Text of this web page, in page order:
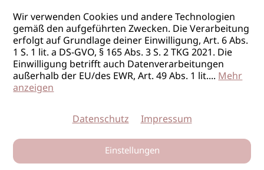
Wir verwenden Cookies und andere Technologien
gemäß den aufgeführten Zwecken. Die Verarbeitung
erfolgt auf Grundlage deiner Einwilligung, Art. 6 Abs.
1 S. 1 lit. a DS-GVO, § 165 Abs. 3 S. 2 TKG 2021. Die
Einwilligung betrifft auch Datenverarbeitungen
außerhalb der EU/des EWR, Art. 49 Abs. 1 lit....Mehr
anzeigen
Datenschutz Impressum
Einstellungen